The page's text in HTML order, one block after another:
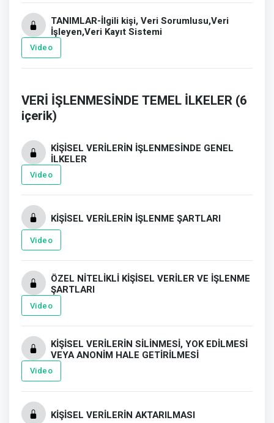
TANIMLAR-İlgili kişi, Veri Sorumlusu,Veri
İşleyen,Veri Kayıt Sistemi
Video
VERİ İŞLENMESİNDE TEMEL İLKELER (6
içerik)
KİŞİSEL VERİLERİN İŞLENMESİNDE GENEL
İLKELER
Video
KİŞİSEL VERİLERİN İŞLENME ŞARTLARI
Video
ÖZEL NİTELİKLİ KİŞİSEL VERİLER VE İŞLENME
ŞARTLARI
Video
KİŞİSEL VERİLERİN SİLİNMESİ, YOK EDİLMESİ
VEYA ANONİM HALE GETİRİLMESİ
Video
KİŞİSEL VERİLERİN AKTARILMASI